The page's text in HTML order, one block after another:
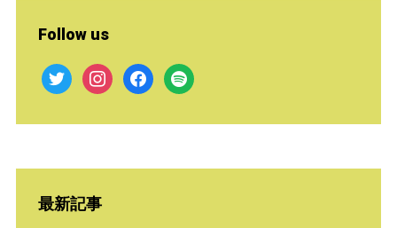
Follow us
twitter instagramfacebook
spotify
最新記事